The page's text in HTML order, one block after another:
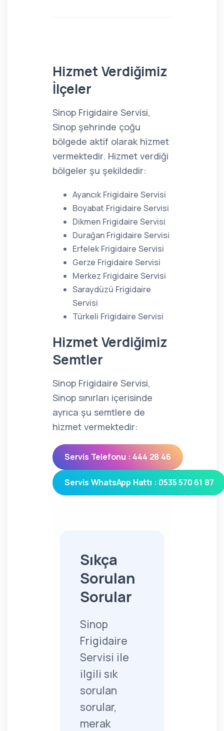
Hizmet Verdiğimiz
İlçeler
Sinop Frigidaire Servisi,
Sinop şehrinde çoğu
bölgede aktif olarak hizmet
vermektedir. Hizmet verdiği
bölgeler şu şekildedir:
Ayancık Frigidaire Servisi
Boyabat Frigidaire Servisi
Dikmen Frigidaire Servisi
Durağan Frigidaire Servisi
Erfelek Frigidaire Servisi
Gerze Frigidaire Servisi
Merkez Frigidaire Servisi
Saraydüzü Frigidaire
Servisi
Türkeli Frigidaire Servisi
Hizmet Verdiğimiz
Semtler
Sinop Frigidaire Servisi,
Sinop sınırları içerisinde
ayrıca şu semtlere de
hizmet vermektedir:
Servis Telefonu : 444 28 46
Servis WhatsApp Hattı : 0535 570 61 87
Sıkça
Sorulan
Sorular
Sinop
Frigidaire
Servisi ile
ilgili sık
sorulan
sorular,
merak